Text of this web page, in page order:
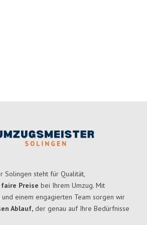
Solingen steht für Qualität,
Preise bei Ihrem Umzug. Mit
einem engagierten Team sorgen wir
Ablauf, der genau auf Ihre Bedürfnisse